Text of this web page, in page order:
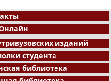
изданий
студента
библиотека